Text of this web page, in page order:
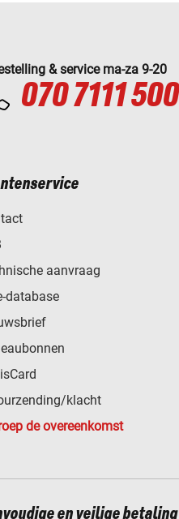
& service ma-za 9-20
070 7111 500
aanvraag
database
klacht
de overeenkomst
en veilige betaling